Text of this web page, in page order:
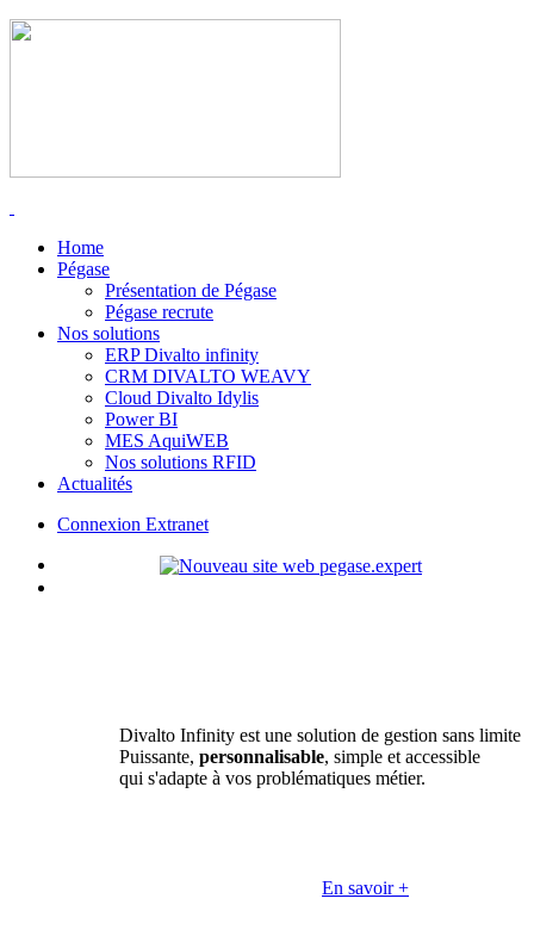
Home
Pégase
Présentation de Pégase
Pégase recrute
Nos solutions
ERP Divalto infinity
CRM DIVALTO WEAVY
Cloud Divalto Idylis
Power BI
MES AquiWEB
Nos solutions RFID
Actualités
Connexion Extranet
Divalto Infinity est une solution de gestion sans limite
Puissante, personnalisable, simple et accessible
qui s'adapte à vos problématiques métier.
En savoir +